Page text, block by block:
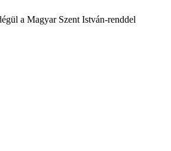
a Magyar Szent István-renddel